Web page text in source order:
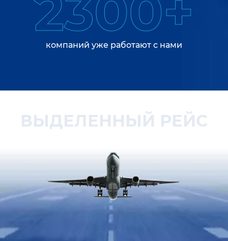
компаний уже работают с нами
ВЫДЕЛЕННЫЙ РЕЙС